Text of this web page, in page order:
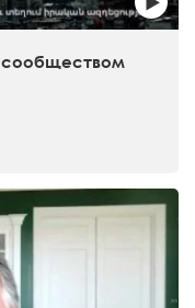
сообществом